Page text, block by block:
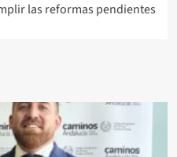
las reformas pendientes